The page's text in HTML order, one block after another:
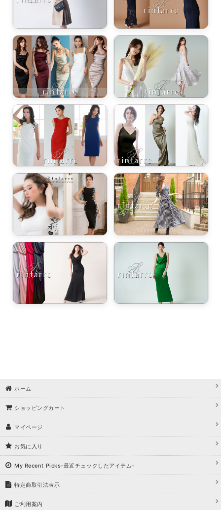
立てる一着。
ピース
ホーム
ショッピングカート
マイページ
お気に入り
My Recent Picks-最近チェックしたアイテム-
特定商取引法表示
ご利用案内